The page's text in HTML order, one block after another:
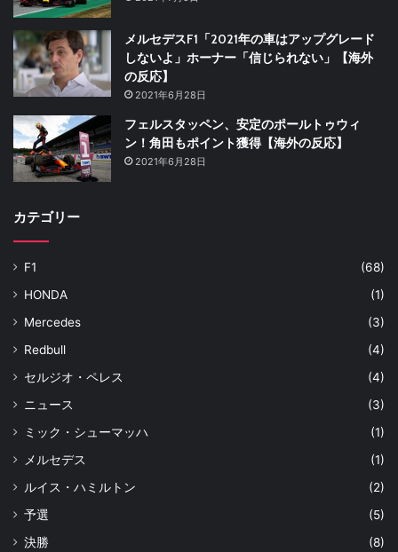
メルセデスF1「2021年の車はアップグレード
しないよ」ホーナー「信じられない」【海外
の反応】
2021年6月28日
フェルスタッペン、安定のポールトゥウィ
ン！角田もポイント獲得【海外の反応】
2021年6月28日
カテゴリー
F1
(68)
HONDA
(1)
Mercedes
(3)
Redbull
(4)
セルジオ・ペレス
(4)
ニュース
(3)
ミック・シューマッハ
(1)
メルセデス
(1)
ルイス・ハミルトン
(2)
予選
(5)
決勝
(8)